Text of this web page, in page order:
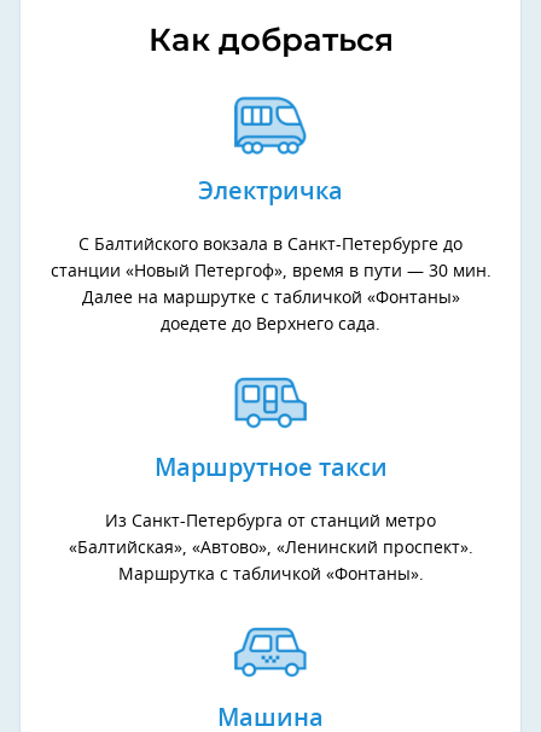
Как добраться
Электричка
С Балтийского вокзала в Санкт-Петербурге до
станции «Новый Петергоф», время в пути — 30 мин.
Далее на маршрутке с табличкой «Фонтаны»
доедете до Верхнего сада.
Маршрутное такси
Из Санкт-Петербурга от станций метро
«Балтийская», «Автово», «Ленинский проспект».
Маршрутка с табличкой «Фонтаны».
Машина